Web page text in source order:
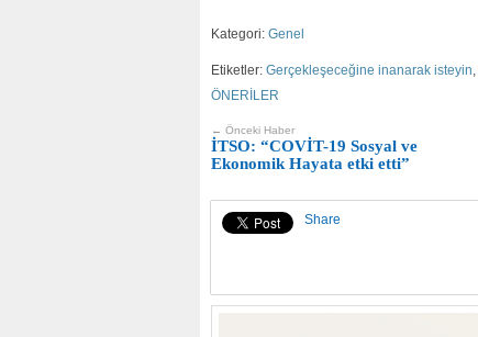
Kategori: Genel
Etiketler: Gerçekleşeceğine inanarak isteyin
ÖNERİLER
← Önceki Haber
İTSO: “COVİT-19 Sosyal ve
Ekonomik Hayata etki etti”
Share